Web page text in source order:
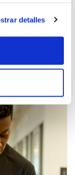
detalles
corporativas,